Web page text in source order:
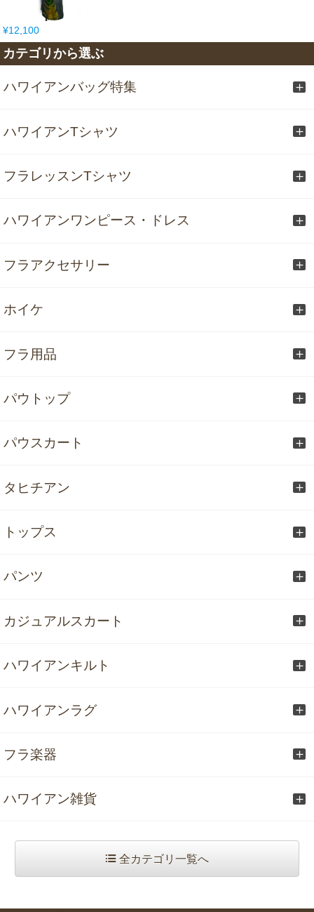
¥12,100
カテゴリから選ぶ
ハワイアンバッグ特集
ハワイアンTシャツ
フラレッスンTシャツ
ハワイアンワンピース・ドレス
フラアクセサリー
ホイケ
フラ用品
パウトップ
パウスカート
タヒチアン
トップス
パンツ
カジュアルスカート
ハワイアンキルト
ハワイアンラグ
フラ楽器
ハワイアン雑貨
全カテゴリ一覧へ